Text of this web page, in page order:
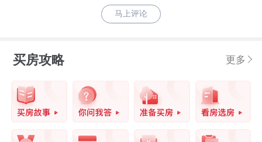
马上评论
买房攻略 更多